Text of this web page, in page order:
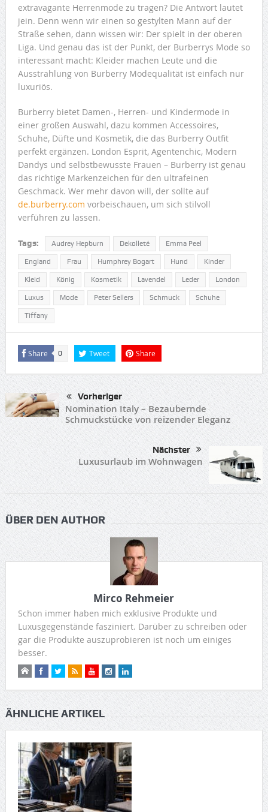
extravagante Herrenmode zu tragen? Die Antwort lautet
jein. Denn wenn wir einen so gestylten Mann auf der
Straße sehen, dann wissen wir: Der spielt in der oberen
Liga. Und genau das ist der Punkt, der Burberrys Mode so
interessant macht: Kleider machen Leute und die
Ausstrahlung von Burberry Modequalität ist einfach nur
luxuriös.
Burberry bietet Damen-, Herren- und Kindermode in
einer großen Auswahl, dazu kommen Accessoires,
Schuhe, Düfte und Kosmetik, die das Burberry Outfit
perfekt ergänzen. London Esprit, Agentenchic, Modern
Dandys und selbstbewusste Frauen – Burberry ist genau
das richtige Markenzeichen für den ultrafeinen
Geschmack. Wer mehr davon will, der sollte auf
de.burberry.com vorbeischauen, um sich stilvoll
verführen zu lassen.
Tags: Audrey Hepburn Dekolleté Emma Peel
England Frau Humphrey Bogart Hund Kinder
Kleid König Kosmetik Lavendel Leder London
Luxus Mode Peter Sellers Schmuck Schuhe
Tiffany
Share 0 Tweet Share
Vorheriger
Nomination Italy – Bezaubernde
Schmuckstücke von reizender Eleganz
Nächster
Luxusurlaub im Wohnwagen
ÜBER DEN AUTHOR
Mirco Rehmeier
Schon immer haben mich exklusive Produkte und
Luxusgegenstände fasziniert. Darüber zu schreiben oder
gar die Produkte auszuprobieren ist noch um einiges
besser.
ÄHNLICHE ARTIKEL